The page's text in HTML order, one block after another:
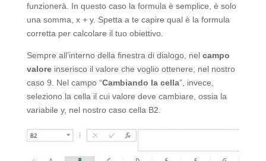
funzionerà. In questo caso la formula è semplice, è solo
una somma, x + y. Spetta a te capire qual è la formula
corretta per calcolare il tuo obiettivo.
Sempre all’interno della finestra di dialogo, nel campo
valoreinserisco il valore che voglio ottenere, nel nostro
caso 9. Nel campo “Cambiando la cella”, invece,
seleziono la cella il cui valore deve cambiare, ossia la
variabile y, nel nostro caso cella B2.